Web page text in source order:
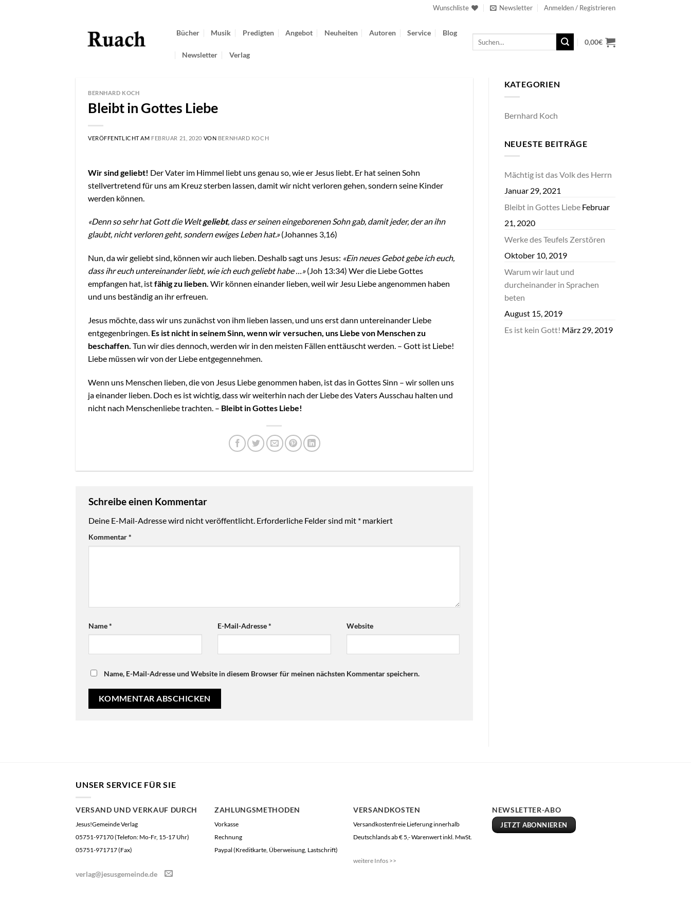
Wunschliste Newsletter Anmelden / Registrieren
Bücher Musik Predigten Angebot Neuheiten Autoren Service Blog
Newsletter Verlag
0,00€
BERNHARD KOCH
Bleibt in Gottes Liebe
VERÖFFENTLICHT AM FEBRUAR 21, 2020 VON BERNHARD KOCH
Wir sind geliebt! Der Vater im Himmel liebt uns genau so, wie er Jesus liebt. Er hat seinen Sohn
stellvertretend für uns am Kreuz sterben lassen, damit wir nicht verloren gehen, sondern seine Kinder
werden können.
«Denn so sehr hat Gott die Weltgeliebt, dass er seinen eingeborenen Sohn gab, damit jeder, der an ihn
glaubt, nicht verloren geht, sondern ewiges Leben hat.»(Johannes 3,16)
Nun, da wir geliebt sind, können wir auch lieben. Deshalb sagt uns Jesus: «Ein neues Gebot gebe ich euch,
dass ihr euch untereinander liebt, wie ich euch geliebt habe …»(Joh 13:34) Wer die Liebe Gottes
empfangen hat, istfähig zu lieben. Wir können einander lieben, weil wir Jesu Liebe angenommen haben
und uns beständig an ihr erfreuen.
Jesus möchte, dass wir uns zunächst von ihm lieben lassen, und uns erst dann untereinander Liebe
entgegenbringen. Es ist nicht in seinem Sinn, wenn wir versuchen, uns Liebe von Menschen zu
beschaffen. Tun wir dies dennoch, werden wir in den meisten Fällen enttäuscht werden. – Gott ist Liebe!
Liebe müssen wir von der Liebe entgegennehmen.
Wenn uns Menschen lieben, die von Jesus Liebe genommen haben, ist das in Gottes Sinn – wir sollen uns
ja einander lieben. Doch es ist wichtig, dass wir weiterhin nach der Liebe des Vaters Ausschau halten und
nicht nach Menschenliebe trachten. – Bleibt in Gottes Liebe!
Schreibe einen Kommentar
Deine E-Mail-Adresse wird nicht veröffentlicht. Erforderliche Felder sind mit * markiert
Kommentar*
Name* E-Mail-Adresse* Website
Name, E-Mail-Adresse und Website in diesem Browser für meinen nächsten Kommentar speichern.
KATEGORIEN
Bernhard Koch
NEUESTE BEITRÄGE
Mächtig ist das Volk des Herrn
Januar 29, 2021
Bleibt in Gottes Liebe Februar
21, 2020
Werke des Teufels Zerstören
Oktober 10, 2019
Warum wir laut und
durcheinander in Sprachen
beten
August 15, 2019
Es ist kein Gott! März 29, 2019
UNSER SERVICE FÜR SIE
VERSAND UND VERKAUF DURCH
Jesus!Gemeinde Verlag
05751-97170 (Telefon: Mo-Fr, 15-17 Uhr)
05751-971717 (Fax)
verlag@jesusgemeinde.de
ZAHLUNGSMETHODEN
Vorkasse
Rechnung
Paypal (Kreditkarte, Überweisung, Lastschrift)
VERSANDKOSTEN
Versandkostenfreie Lieferung innerhalb
Deutschlands ab € 5,- Warenwert inkl. MwSt.
weitere Infos >>
NEWSLETTER-ABO
JETZT ABONNIEREN